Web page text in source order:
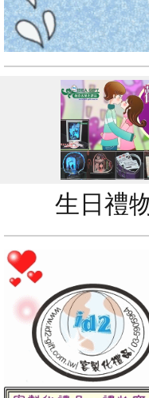
生日禮